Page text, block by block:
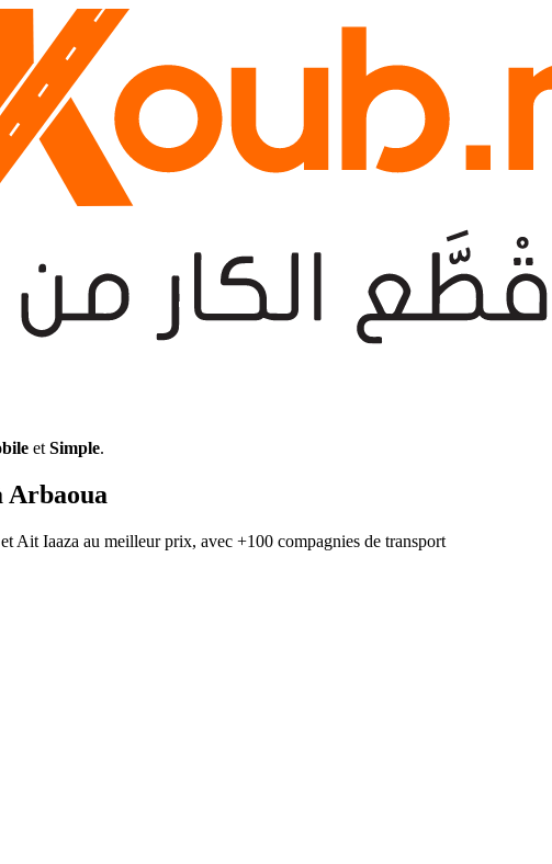
et Simple.
Arbaoua
Ait Iaaza au meilleur prix, avec +100 compagnies de transport